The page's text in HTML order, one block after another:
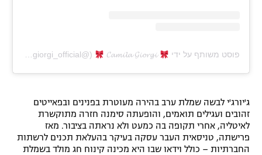
פוסט משותף על ידי ‏‎ 𝓒𝓪𝓶𝓲𝓵𝓪 𝓖𝓲𝓸𝓻𝓰𝓲
ג'יורג'י לבשה שמלת ערב בהירה מעוטרת בפנינים ובפאייטים
זהובים ועגילים תואמים, והופעתה סימנה חזרה מתוקשרת
לאיטליה, אחרי תקופה בה כמעט ולא נראתה בציבור. מאז
פרישתה, טניסאית העבר עסקה בעיקר בהעלאת תכנים לרשתות
החברתיות – כולל וידאו שבו היא מכינה קינוח חג מולד בשמלת